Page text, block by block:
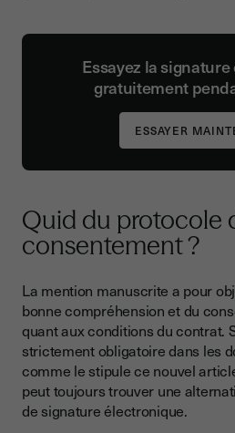
Essayez la
gratuitement
Quid du protocole
consentement ?
La mention manuscrite a pour
bonne compréhension et du
quant aux conditions du contrat.
strictement obligatoire dans les
comme le stipule ce nouvel
peut toujours trouver une
de signature électronique.